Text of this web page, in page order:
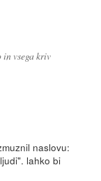
in vsega kriv
naslovu:
lahko bi